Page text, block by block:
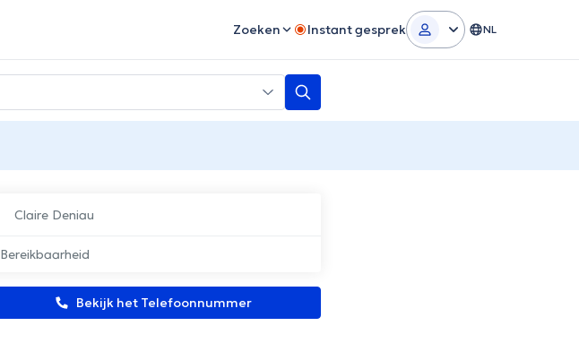
Zoeken Instant gesprek NL
Claire Deniau
Bereikbaarheid
Bekijk het Telefoonnummer